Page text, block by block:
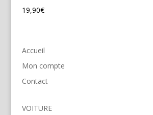
19,90€
Accueil
Mon compte
Contact
VOITURE